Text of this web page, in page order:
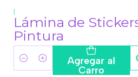
|
Lámina de
Pintura
Cantidad Agregar al
Carro